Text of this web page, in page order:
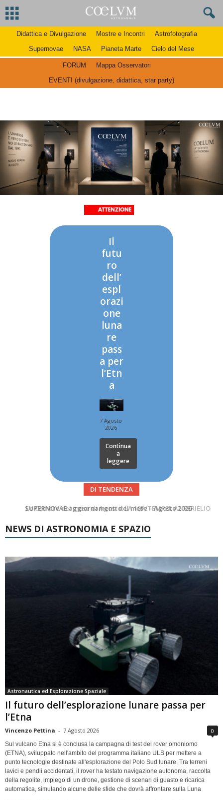
Didattica e Divulgazione Mostre e Incontri
Astrofotografia
Supernovae
NASA Pianeta Marte Cielo del Mese
FORUM
Mappa Osservatori
EVENTI (divulgazione, didattica, star party)
Il
futu
ro
dell’
espl
orazi
one
luna
re
pass
a per
l’Etn
a
7 Agosto
2026
Continua
a
leggere
DI TENDENZA
Le Comete del mese di Agosto: LA 10P/TEMPEL AL PERIELIO
Asteroidi del mese Agosto 2026
NEWS DI ASTRONOMIA E SPAZIO
Astronautica ed Esplorazione Spaziale
Il futuro dell’esplorazione lunare passa per
l’Etna
Vincenzo Pettina - 7 Agosto 2026 0
Sul vulcano Etna si è conclusa la campagna di test del rover omoniomo
(ETNA), sviluppato nell'ambito del programma italiano ULS per mettere a
punto tecnologie destinate all'esplorazione del Polo Sud lunare. Tra terreni
lavici e pendii accidentati, il rover ha testato navigazione autonoma, raccolta
della regolite, impiego di un drone, gestione di scenari di guasto e ricarica
automatica, simulando alcune delle sfide che dovrà affrontare sulla Luna